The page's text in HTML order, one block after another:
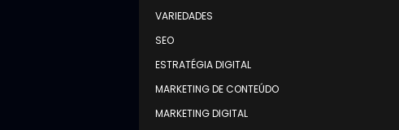
VARIEDADES
SEO
ESTRATÉGIA DIGITAL
MARKETING DE CONTEÚDO
MARKETING DIGITAL